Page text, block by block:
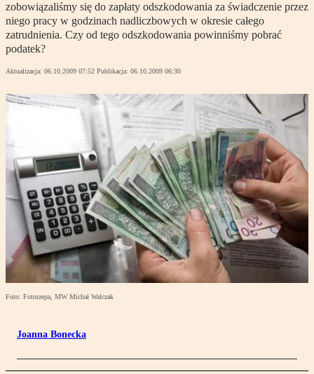
zobowiązaliśmy się do zapłaty odszkodowania za świadczenie przez
niego pracy w godzinach nadliczbowych w okresie całego
zatrudnienia. Czy od tego odszkodowania powinniśmy pobrać
podatek?
Aktualizacja: 06.10.2009 07:52 Publikacja: 06.10.2009 06:30
Foto: Fotorzepa, MW Michał Walczak
Joanna Bonecka